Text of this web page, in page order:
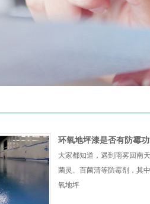
环氧地坪漆是否有防霉功
大家都知道，遇到雨雾回南
菌灵、百菌清等防霉剂，其
氧地坪